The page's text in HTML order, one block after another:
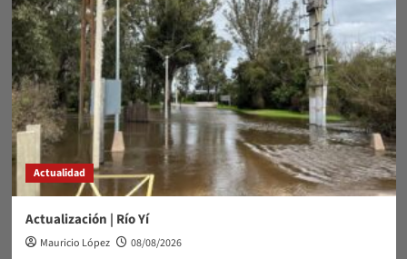
Actualidad
Actualización | Río Yí
Mauricio López 08/08/2026